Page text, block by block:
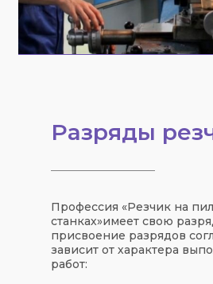
Разряды
Профессия «Резчик на
станках»имеет свою
присвоение разрядов
зависит от характера
работ: